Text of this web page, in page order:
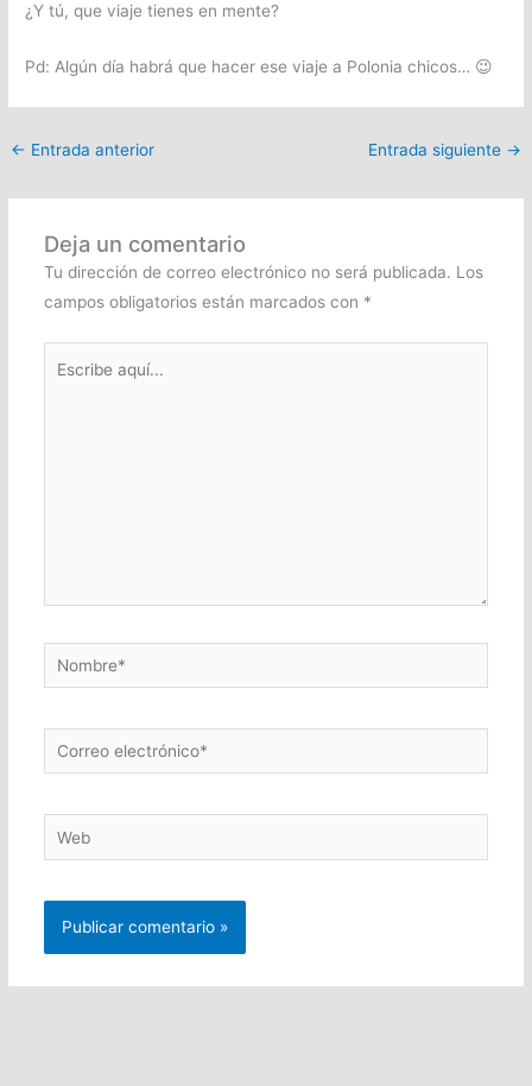
¿Y tú, que viaje tienes en mente?
Pd: Algún día habrá que hacer ese viaje a Polonia chicos… 😉
← Entrada anterior Entrada siguiente →
Deja un comentario
Tu dirección de correo electrónico no será publicada. Los
campos obligatorios están marcados con *
Nombre*
Correo
electrónico*
Web